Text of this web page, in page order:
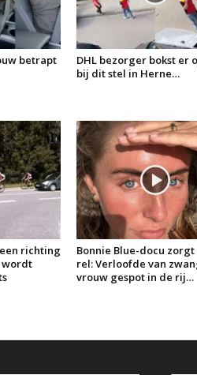
betrapt
DHL bezorger bokst er
bij dit stel in Herne…
richting
wordt
Bonnie Blue-docu
rel: Verloofde van
vrouw gespot in de rij…